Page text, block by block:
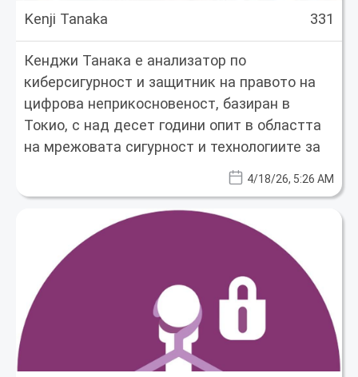
Kenji Tanaka 331
Кенджи Танака е анализатор по
киберсигурност и защитник на правото на
цифрова неприкосновеност, базиран в
Токио, с над десет години опит в областта
на мрежовата сигурност и технологиите за
борба с цензурата. Бивш етичен хакер, днес
Кенджи посвещава опита си на това да учи
потребителите как да възвърнат своята
анонимност в интернет. В tempmailo.co той
се специализира в практични ръководства
за заобикаляне на спам филтрите, защита
на личните данни и навигиране в
сложностите на съвременния уеб, без да се
оставя дигитален отпечатък. Мотото му е:
„Данните ви са вашата крепост; не
4/18/26, 5:26 AM